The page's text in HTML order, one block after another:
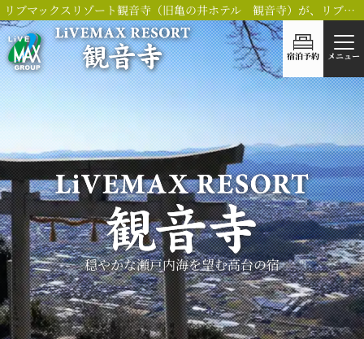
リブマックスリゾート観音寺（旧亀の井ホテル 観音寺）が、リブランドOPEN！
宿泊予約 メニュー
穏やかな瀬戸内海を望む高台の宿